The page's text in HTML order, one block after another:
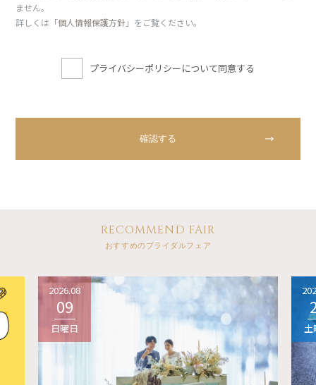
ません。
詳しくは「個人情報保護方針」をご覧ください。
プライバシーポリシーについて同意する
RECOMMEND FAIR
おすすめのブライダルフェア
2026.08
09
日曜日 土